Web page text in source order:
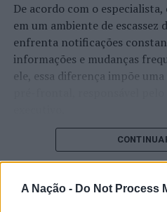
A Nação - Do Not Process
De acordo com o
em um ambiente de escassez
enfrenta notificações
informações e mudanças
ele, essa diferença impõe
O pesquisador afirma que
estimulam continuamente o
cérebro, favorecendo a
manter a atenção e a